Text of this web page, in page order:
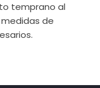
temprano al
de